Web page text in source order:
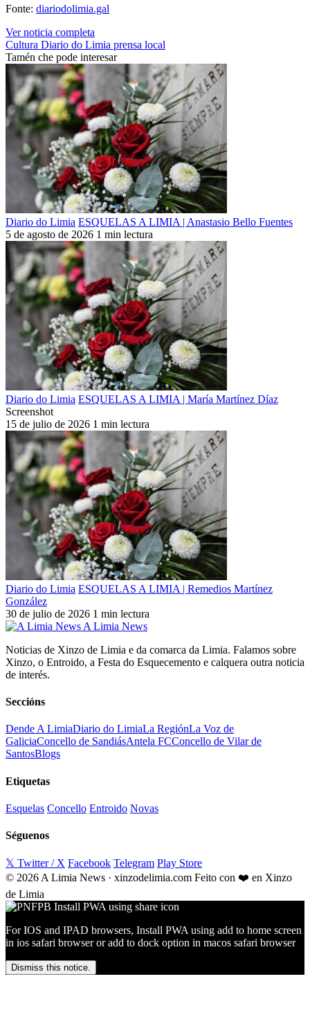
Fonte: diariodolimia.gal
Ver noticia completa
Cultura Diario do Limia prensa local
Tamén che pode interesar
Diario do Limia ESQUELAS A LIMIA | Anastasio Bello Fuentes
5 de agosto de 2026 1 min lectura
Diario do Limia ESQUELAS A LIMIA | María Martínez Díaz
Screenshot
15 de julio de 2026 1 min lectura
Diario do Limia ESQUELAS A LIMIA | Remedios Martínez
González
30 de julio de 2026 1 min lectura
A Limia News
Noticias de Xinzo de Limia e da comarca da Limia. Falamos sobre
Xinzo, o Entroido, a Festa do Esquecemento e calquera outra noticia
de interés.
Seccións
Dende A LimiaDiario do LimiaLa RegiónLa Voz de
GaliciaConcello de SandiásAntela FCConcello de Vilar de
SantosBlogs
Etiquetas
Esquelas Concello Entroido Novas
Séguenos
𝕏 Twitter / X Facebook Telegram Play Store
© 2026 A Limia News · xinzodelimia.com Feito con ❤️ en Xinzo
de Limia
For IOS and IPAD browsers, Install PWA using add to home screen
in ios safari browser or add to dock option in macos safari browser
Dismiss this notice.